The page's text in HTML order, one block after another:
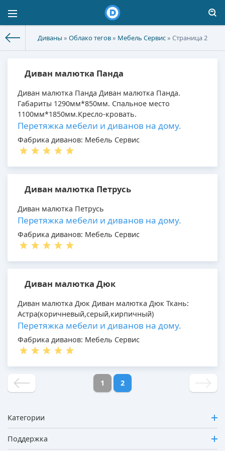
Диваны » Облако тегов» Мебель Сервис» Страница 2
Диван малютка Панда
Диван малютка Панда Диван малютка Панда.
Габариты 1290мм*850мм. Спальное место
1100мм*1850мм.Кресло-кровать.
Перетяжка мебели и диванов на дому.
Фабрика диванов: Мебель Сервис
Диван малютка Петрусь
Диван малютка Петрусь
Перетяжка мебели и диванов на дому.
Фабрика диванов: Мебель Сервис
Диван малютка Дюк
Диван малютка Дюк Диван малютка Дюк Ткань:
Астра(коричневый,серый,кирпичный)
Перетяжка мебели и диванов на дому.
Фабрика диванов: Мебель Сервис
1 2
Категории
Поддержка